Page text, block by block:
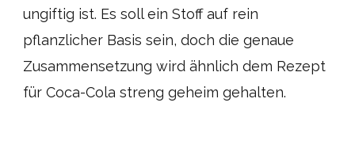
ungiftig ist. Es soll ein Stoff auf rein
pflanzlicher Basis sein, doch die genaue
Zusammensetzung wird ähnlich dem Rezept
für Coca-Cola streng geheim gehalten.